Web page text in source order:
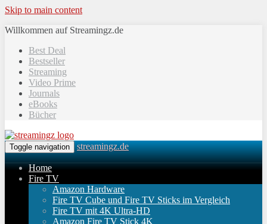
Skip to main content
Willkommen auf Streamingz.de
Best Deal
Bestseller
Streaming
Video Prime
Journals
eBooks
Bücher
Toggle navigation streamingz.de
Home
Fire TV
Amazon Hardware
Fire TV Cube und Fire TV Sticks im Vergleich
Fire TV mit 4K Ultra-HD
Amazon Fire TV Stick 4K